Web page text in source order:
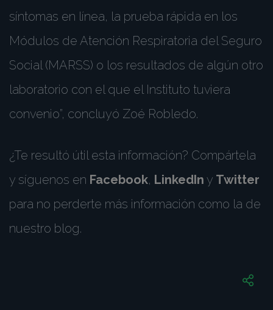
síntomas en línea, la prueba rápida en los
Módulos de Atención Respiratoria del Seguro
Social (MARSS) o los resultados de algún otro
laboratorio con el que el Instituto tuviera
convenio”, concluyó Zoé Robledo.
¿Te resultó útil esta información? Compártela
y síguenos en Facebook, LinkedIn y Twitter
para no perderte más información como la de
nuestro blog.